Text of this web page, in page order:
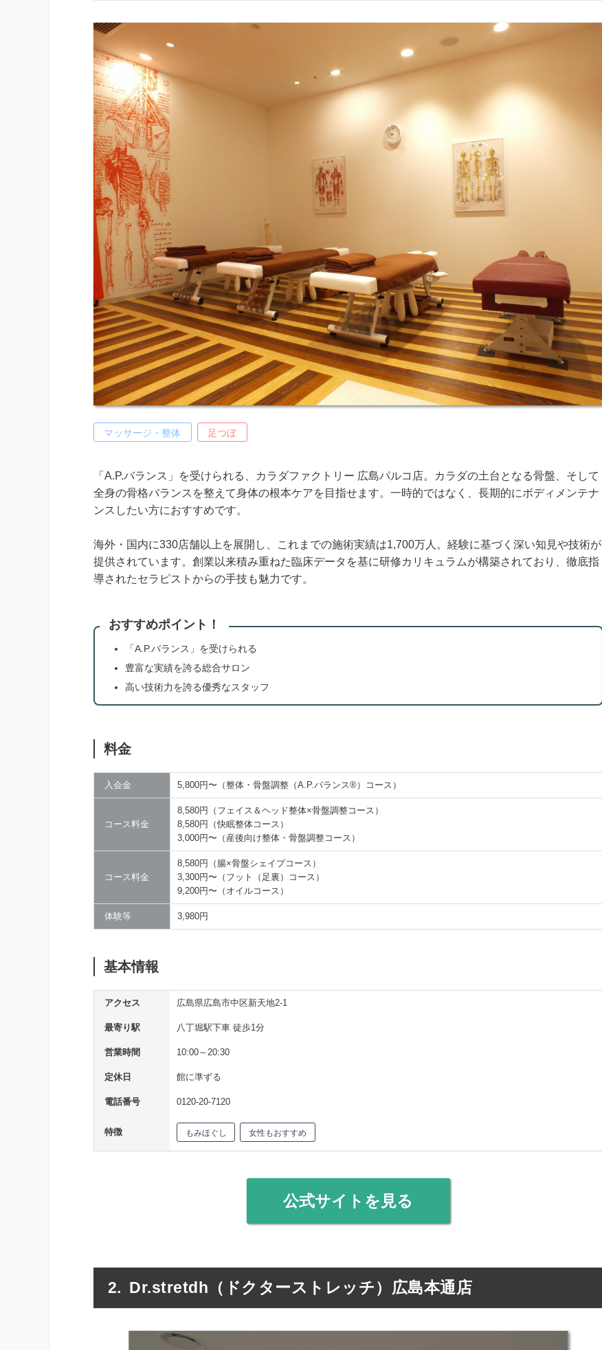
マッサージ・整体 足つぼ
「A.P.バランス」を受けられる、カラダファクトリー 広島パルコ店。カラダの土台となる骨盤、そして
全身の骨格バランスを整えて身体の根本ケアを目指せます。一時的ではなく、長期的にボディメンテナ
ンスしたい方におすすめです。
海外・国内に330店舗以上を展開し、これまでの施術実績は1,700万人。経験に基づく深い知見や技術が
提供されています。創業以来積み重ねた臨床データを基に研修カリキュラムが構築されており、徹底指
導されたセラピストからの手技も魅力です。
おすすめポイント！
「A.P.バランス」を受けられる
豊富な実績を誇る総合サロン
高い技術力を誇る優秀なスタッフ
料金
入会金 5,800円〜（整体・骨盤調整（A.P.バランス®）コース）
コース料金
8,580円（フェイス＆ヘッド整体×骨盤調整コース）
8,580円（快眠整体コース）
3,000円〜（産後向け整体・骨盤調整コース）
コース料金
8,580円（腸×骨盤シェイプコース）
3,300円〜（フット（足裏）コース）
9,200円〜（オイルコース）
体験等 3,980円
基本情報
アクセス 広島県広島市中区新天地2-1
最寄り駅 八丁堀駅下車 徒歩1分
営業時間 10:00～20:30
定休日 館に準ずる
電話番号 0120-20-7120
特徴 もみほぐし 女性もおすすめ
公式サイトを見る
Dr.stretdh（ドクターストレッチ）広島本通店